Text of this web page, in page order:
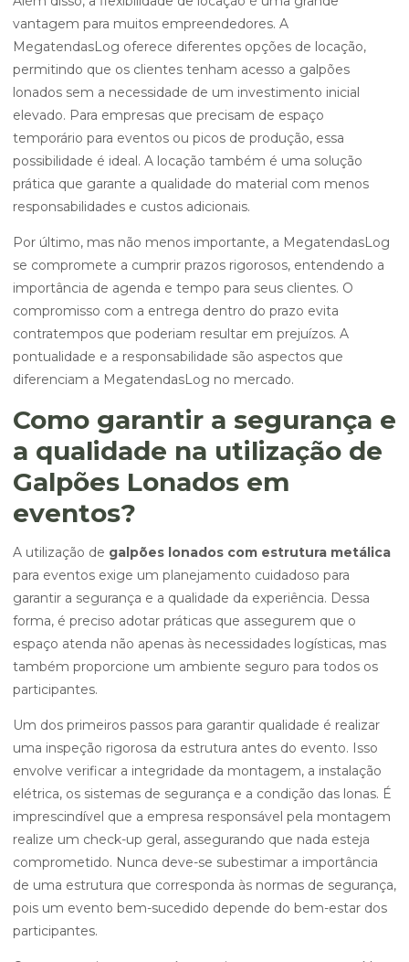
vantagem para muitos empreendedores. A
MegatendasLog oferece diferentes opções de locação,
permitindo que os clientes tenham acesso a galpões
lonados sem a necessidade de um investimento inicial
elevado. Para empresas que precisam de espaço
temporário para eventos ou picos de produção, essa
possibilidade é ideal. A locação também é uma solução
prática que garante a qualidade do material com menos
responsabilidades e custos adicionais.
Por último, mas não menos importante, a MegatendasLog
se compromete a cumprir prazos rigorosos, entendendo a
importância de agenda e tempo para seus clientes. O
compromisso com a entrega dentro do prazo evita
contratempos que poderiam resultar em prejuízos. A
pontualidade e a responsabilidade são aspectos que
diferenciam a MegatendasLog no mercado.
Como garantir a segurança e
a qualidade na utilização de
Galpões Lonados em
eventos?
A utilização de galpões lonados com estrutura metálica
para eventos exige um planejamento cuidadoso para
garantir a segurança e a qualidade da experiência. Dessa
forma, é preciso adotar práticas que assegurem que o
espaço atenda não apenas às necessidades logísticas, mas
também proporcione um ambiente seguro para todos os
participantes.
Um dos primeiros passos para garantir qualidade é realizar
uma inspeção rigorosa da estrutura antes do evento. Isso
envolve verificar a integridade da montagem, a instalação
elétrica, os sistemas de segurança e a condição das lonas. É
imprescindível que a empresa responsável pela montagem
realize um check-up geral, assegurando que nada esteja
comprometido. Nunca deve-se subestimar a importância
de uma estrutura que corresponda às normas de segurança,
pois um evento bem-sucedido depende do bem-estar dos
participantes.